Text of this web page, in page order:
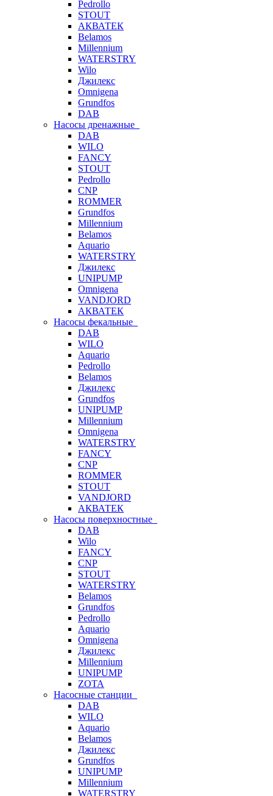
Pedrollo
STOUT
АКВАТЕК
Belamos
Millennium
WATERSTRY
Wilo
Джилекс
Omnigena
Grundfos
DAB
Насосы дренажные
DAB
WILO
FANCY
STOUT
Pedrollo
CNP
ROMMER
Grundfos
Millennium
Belamos
Aquario
WATERSTRY
Джилекс
UNIPUMP
Omnigena
VANDJORD
АКВАТЕК
Насосы фекальные
DAB
WILO
Aquario
Pedrollo
Belamos
Джилекс
Grundfos
UNIPUMP
Millennium
Omnigena
WATERSTRY
FANCY
CNP
ROMMER
STOUT
VANDJORD
АКВАТЕК
Насосы поверхностные
DAB
Wilo
FANCY
CNP
STOUT
WATERSTRY
Belamos
Grundfos
Pedrollo
Aquario
Omnigena
Джилекс
Millennium
UNIPUMP
ZOTA
Насосные станции
DAB
WILO
Aquario
Belamos
Джилекс
Grundfos
UNIPUMP
Millennium
WATERSTRY